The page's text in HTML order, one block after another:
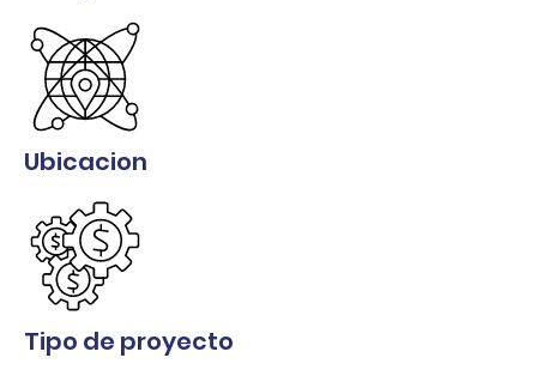
Ubicacion
Tipo de proyecto